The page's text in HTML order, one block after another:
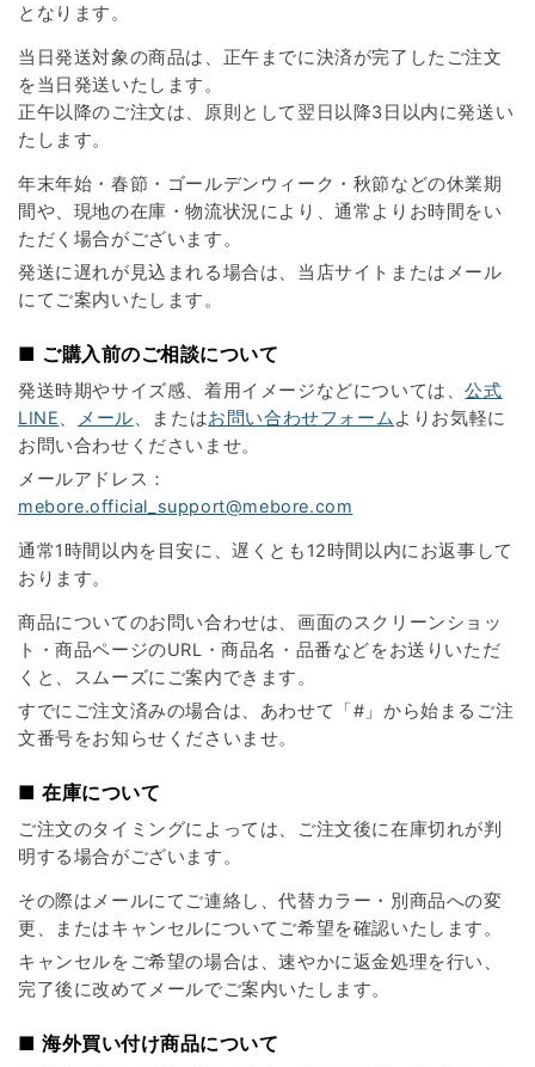
となります。
当日発送対象の商品は、正午までに決済が完了したご注文
を当日発送いたします。
正午以降のご注文は、原則として翌日以降3日以内に発送い
たします。
年末年始・春節・ゴールデンウィーク・秋節などの休業期
間や、現地の在庫・物流状況により、通常よりお時間をい
ただく場合がございます。
発送に遅れが見込まれる場合は、当店サイトまたはメール
にてご案内いたします。
■ ご購入前のご相談について
発送時期やサイズ感、着用イメージなどについては、公式
LINE、 メール、またはお問い合わせフォームよりお気軽に
お問い合わせくださいませ。
メールアドレス：
mebore.official_support@mebore.com
通常1時間以内を目安に、遅くとも12時間以内にお返事して
おります。
商品についてのお問い合わせは、画面のスクリーンショッ
ト・商品ページのURL・商品名・品番などをお送りいただ
くと、スムーズにご案内できます。
すでにご注文済みの場合は、あわせて「#」から始まるご注
文番号をお知らせくださいませ。
■ 在庫について
ご注文のタイミングによっては、ご注文後に在庫切れが判
明する場合がございます。
その際はメールにてご連絡し、代替カラー・別商品への変
更、またはキャンセルについてご希望を確認いたします。
キャンセルをご希望の場合は、速やかに返金処理を行い、
完了後に改めてメールでご案内いたします。
■ 海外買い付け商品について